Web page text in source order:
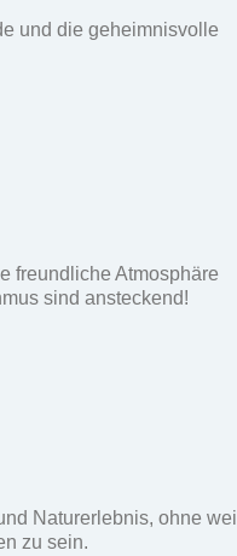
und die geheimnisvolle
freundliche Atmosphäre
sind ansteckend!
Naturerlebnis, ohne
zu sein.